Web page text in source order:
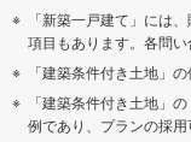
「新築一戸建て」には
項目もあります。各問い
「建築条件付き土地」
「建築条件付き土地」
例であり、プランの採用